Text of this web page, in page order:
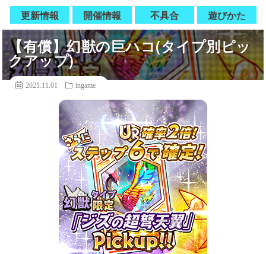
更新情報 開催情報 不具合 遊びかた
【有償】幻獣の巨ハコ(タイプ別ピッ
クアップ)
2021.11.01 ingame